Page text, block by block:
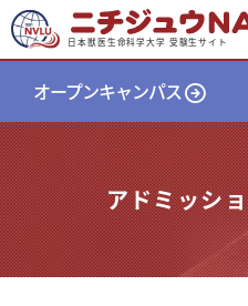
日本獣医生命科学大学 受験生サイト
オープンキャンパス
アドミッシ